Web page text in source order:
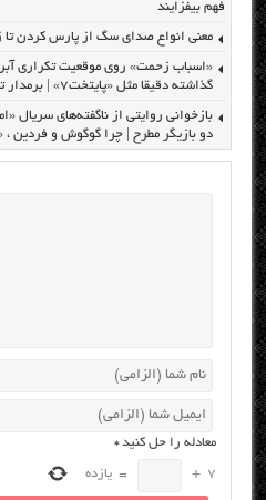
فهم بیفزایند
معنی انواع صدای سگ از پارس کردن
«اسباب زحمت» روی موقعیت تکراری
گذاشته دقیقا مثل «پایتخت۷» | برمدار تکرار
بازخوانی روایتی از ناگفته‌های سریال
دو بازیگر مطرح | چرا گوگوش و فردین ،
معادله را حل کنید*
7
+
= یازده